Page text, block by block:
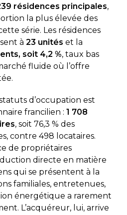
résidences principales,
la plus élevée des
série. Les résidences
à 23 unités et la
soit 4,2 %, taux bas
fluide où l’offre
d’occupation est
francilien : 1 708
, soit 76,3 % des
contre 498 locataires.
de propriétaires
directe en matière
qui se présentent à la
familiales, entretenues,
énergétique a rarement
L’acquéreur, lui, arrive